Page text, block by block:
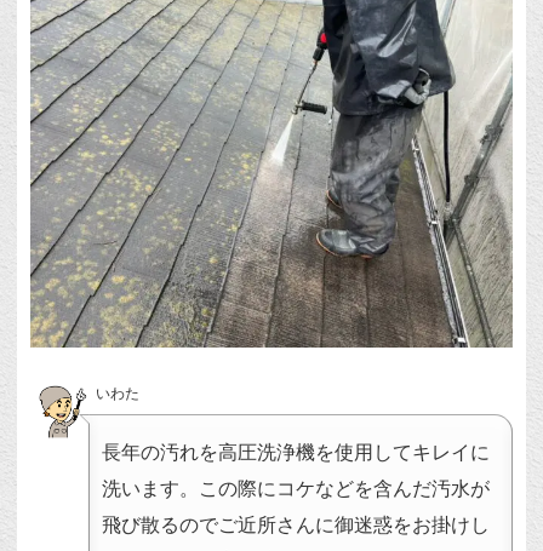
いわた
長年の汚れを高圧洗浄機を使用してキレイに
洗います。この際にコケなどを含んだ汚水が
飛び散るのでご近所さんに御迷惑をお掛けし